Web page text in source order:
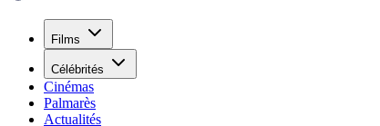
Films
Célébrités
Cinémas
Palmarès
Actualités